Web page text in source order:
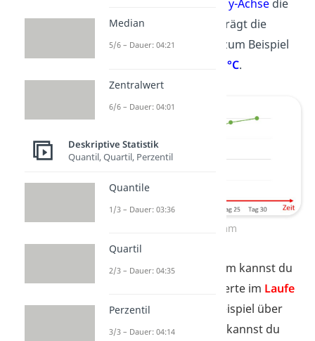
y-Achsedie
Temperatur
beträgt die
Tageshöchsttemperatur zum Beispiel
20 °C.
Kurvendiagramm
An einem Kurvendiagramm kannst du
gut erkennen, wie sich Werte im Laufe
der Zeitverändern (im Beispiel über
einenMonathinweg). So kannst du
Median
5/6 – Dauer: 04:21
Zentralwert
6/6 – Dauer: 04:01
Deskriptive Statistik
Quantil, Quartil, Perzentil
Quantile
1/3 – Dauer: 03:36
Quartil
2/3 – Dauer: 04:35
Perzentil
3/3 – Dauer: 04:14